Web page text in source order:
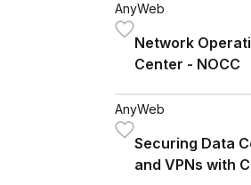
AnyWeb
Network
Center - NOCC
AnyWeb
Securing Data
and VPNs with